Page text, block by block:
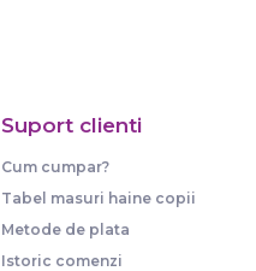
Suport clienti
Cum cumpar?
Tabel masuri haine copii
Metode de plata
Istoric comenzi